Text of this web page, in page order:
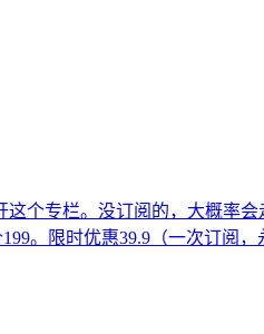
个专栏。没订阅的，大概率
。限时优惠39.9（一次订阅